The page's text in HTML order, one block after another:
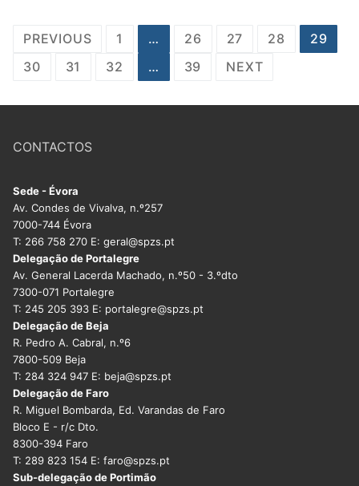
Paginação
dos
PREVIOUS 1 … 26 27 28
29
30
31 32 … 39 NEXT
CONTACTOS
Sede - Évora
Av. Condes de Vivalva, n.º257
7000-744 Évora
T: 266 758 270 E: geral@spzs.pt
Delegação de Portalegre
Av. General Lacerda Machado, n.º50 - 3.ºdto
7300-071 Portalegre
T: 245 205 393 E: portalegre@spzs.pt
Delegação de Beja
R. Pedro A. Cabral, n.º6
7800-509 Beja
T: 284 324 947 E: beja@spzs.pt
Delegação de Faro
R. Miguel Bombarda, Ed. Varandas de Faro
Bloco E - r/c Dto.
8300-394 Faro
T: 289 823 154 E: faro@spzs.pt
Sub-delegação de Portimão